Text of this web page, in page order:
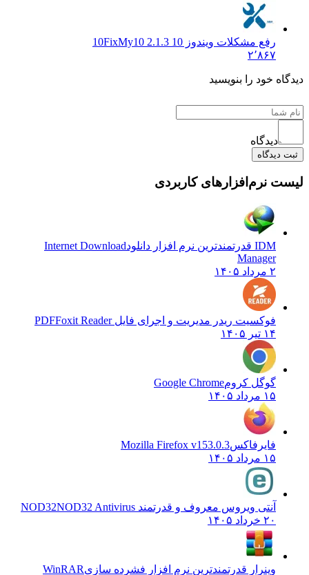
رفع مشکلات ویندوز 10 FixMy10 2.1.3 10
۲٬۸۶۷
دیدگاه خود را بنویسید
دیدگاه
ثبت دیدگاه
لیست نرم‌افزارهای کاربردی
IDM قدرتمندترین نرم افزار دانلود
Internet Download
Manager
۲ مرداد ۱۴۰۵
فوکسیت ریدر مدیریت و اجرای فایل PDF Foxit Reader
۱۴ تیر ۱۴۰۵
گوگل کرومGoogle Chrome
۱۵ مرداد ۱۴۰۵
فایرفاکسMozilla Firefox v153.0.3
۱۵ مرداد ۱۴۰۵
آنتی ویروس معروف و قدرتمند NOD32 NOD32 Antivirus
۲۰ خرداد ۱۴۰۵
وینرار قدرتمندترین نرم افزار فشرده سازیWinRAR